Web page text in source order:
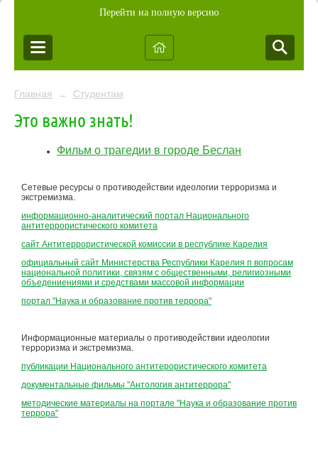
Перейти на полную версию
Главная → Студентам
Это важно знать!
Фильм о трагедии в городе Беслан
Сетевые ресурсы о противодействии идеологии терроризма и
экстремизма.
информационно-аналитический портал Национального
антитеррористического комитета
сайт Антитеррористической комиссии в республике Карелия
официальный сайт Министерства Республики Карелия п вопросам
национальной политики, связям с общественными, религиозными
объедениениями и средствами массовой информации
портал "Наука и образование против террора"
Информационные материалы о противодействии идеологии
терроризма и экстремизма.
публикации Национального антитерористического комитета
документальные фильмы "Антология антитеррора"
методические материалы на портале "Наука и образование против
террора"